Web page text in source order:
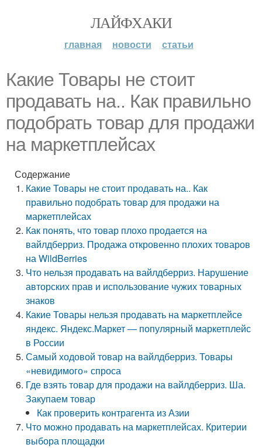
ЛАЙФХАКИ
главная новости статьи
Какие Товары не стоит
продавать на.. Как правильно
подобрать товар для продажи
на маркетплейсах
Содержание
Какие Товары не стоит продавать на.. Как
правильно подобрать товар для продажи на
маркетплейсах
Как понять, что товар плохо продается на
вайлдберриз. Продажа откровенно плохих товаров
на WildBerries
Что нельзя продавать на вайлдберриз. Нарушение
авторских прав и использование чужих товарных
знаков
Какие Товары нельзя продавать на маркетплейсе
яндекс. Яндекс.Маркет — популярный маркетплейс
в России
Самый ходовой товар на вайлдберриз. Товары
«невидимого» спроса
Где взять товар для продажи на вайлдберриз. Ша.
Закупаем товар
Как проверить контрагента из Азии
Что можно продавать на маркетплейсах. Критерии
выбора площадки